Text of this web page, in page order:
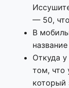
— 50,
В
Откуда
том, что
который